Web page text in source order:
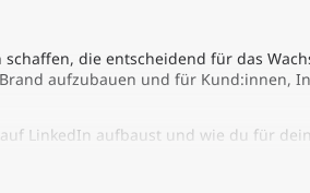
die entscheidend für das
aufzubauen und für Kund:innen,
LinkedIn aufbaust und wie du für